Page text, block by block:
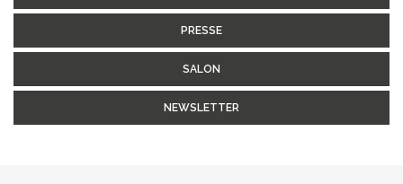
PRESSE
SALON
NEWSLETTER